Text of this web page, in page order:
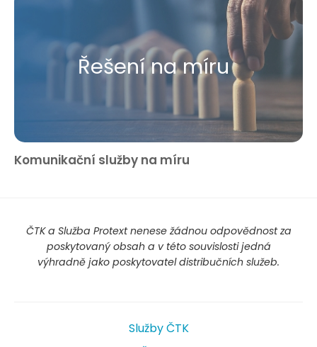
Řešení na míru
Komunikační služby na míru
ČTK a Služba Protext nenese žádnou odpovědnost za
poskytovaný obsah a v této souvislosti jedná
výhradně jako poskytovatel distribučních služeb.
Služby ČTK